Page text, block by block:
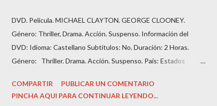
DVD. Película. MICHAEL CLAYTON. GEORGE CLOONEY.
Género: Thriller, Drama. Acción. Suspenso. Información del
DVD: Idioma: Castellano Subtitulos: No. Duración: 2 Horas.
Género: Thriller. Drama. Acción. Suspenso. País: Estados
‎Tony Gilroy. Guión: Tony Gilroy. Fecha de lanzamiento: ‎ 2007.
Actores: ‎George Clooney, Ton Wilkinson, Tilda Swinton...
COMPARTIR
PUBLICAR UN COMENTARIO
PINCHA AQUI PARA CONTINUAR LEYENDO...